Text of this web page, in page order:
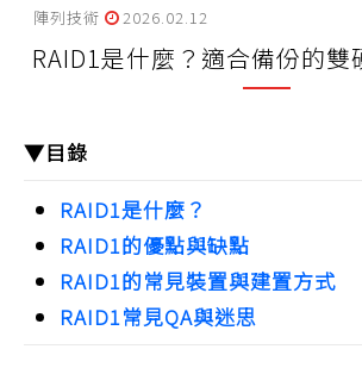
陣列技術 2026.02.12
RAID1是什麼？適合備份的雙
▼目錄
RAID1是什麼？
RAID1的優點與缺點
RAID1的常見裝置與建置方式
RAID1常見QA與迷思